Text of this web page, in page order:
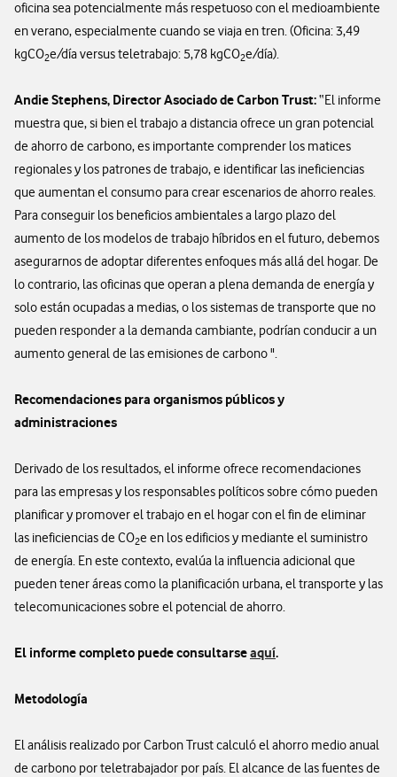
oficina sea potencialmente más respetuoso con el medioambiente
en verano, especialmente cuando se viaja en tren. (Oficina: 3,49
kgCO2e/día versus teletrabajo: 5,78 kgCO2e/día).
Andie Stephens, Director Asociado de Carbon Trust:“El informe
muestra que, si bien el trabajo a distancia ofrece un gran potencial
de ahorro de carbono, es importante comprender los matices
regionales y los patrones de trabajo, e identificar las ineficiencias
que aumentan el consumo para crear escenarios de ahorro reales.
Para conseguir los beneficios ambientales a largo plazo del
aumento de los modelos de trabajo híbridos en el futuro, debemos
asegurarnos de adoptar diferentes enfoques más allá del hogar. De
lo contrario, las oficinas que operan a plena demanda de energía y
solo están ocupadas a medias, o los sistemas de transporte que no
pueden responder a la demanda cambiante, podrían conducir a un
aumento general de las emisiones de carbono ".
Recomendaciones para organismos públicos y
administraciones
Derivado de los resultados, el informe ofrece recomendaciones
para las empresas y los responsables políticos sobre cómo pueden
planificar y promover el trabajo en el hogar con el fin de eliminar
las ineficiencias de CO2e en los edificios y mediante el suministro
de energía. En este contexto, evalúa la influencia adicional que
pueden tener áreas como la planificación urbana, el transporte y las
telecomunicaciones sobre el potencial de ahorro.
El informe completo puede consultarseaquí.
Metodología
El análisis realizado por Carbon Trust calculó el ahorro medio anual
de carbono por teletrabajador por país. El alcance de las fuentes de